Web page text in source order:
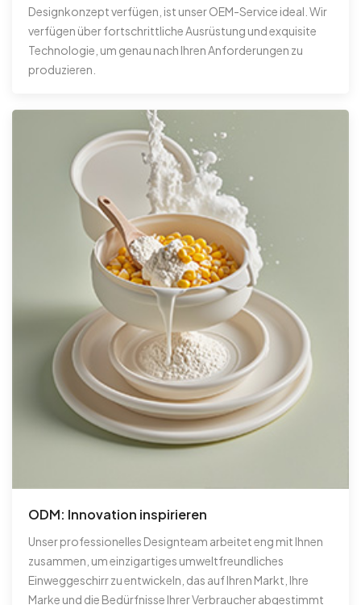
Designkonzept verfügen, ist unser OEM-Service ideal. Wir
verfügen über fortschrittliche Ausrüstung und exquisite
Technologie, um genau nach Ihren Anforderungen zu
produzieren.
ODM: Innovation inspirieren
Unser professionelles Designteam arbeitet eng mit Ihnen
zusammen, um einzigartiges umweltfreundliches
Einweggeschirr zu entwickeln, das auf Ihren Markt, Ihre
Marke und die Bedürfnisse Ihrer Verbraucher abgestimmt